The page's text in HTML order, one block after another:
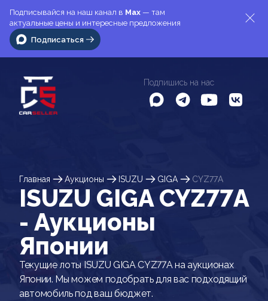
Подписывайся на наш канал в Max — там
актуальные цены и интересные предложения
Подписаться
Подпишись на нас
Главная Аукционы ISUZU GIGA CYZ77A
ISUZU GIGA CYZ77A
- Аукционы
Японии
Текущие лоты ISUZU GIGA CYZ77A на аукционах
Японии. Мы можем подобрать для вас подходящий
автомобиль под ваш бюджет.